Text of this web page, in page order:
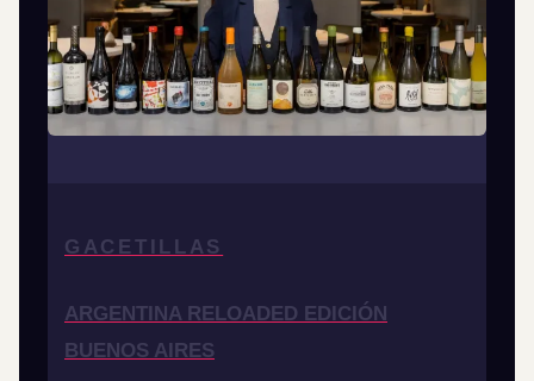
GACETILLAS
ARGENTINA RELOADED EDICIÓN
BUENOS AIRES